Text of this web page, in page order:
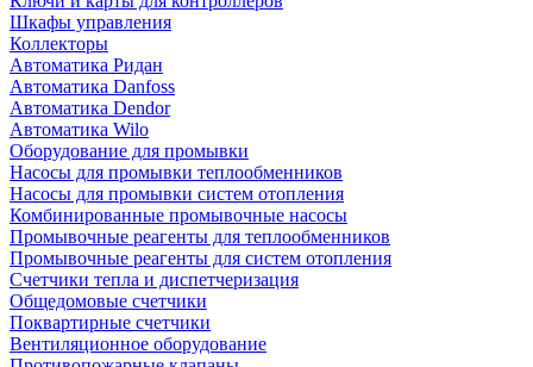
Шкафы управления
Коллекторы
Автоматика Ридан
Автоматика Danfoss
Автоматика Dendor
Автоматика Wilo
Оборудование для промывки
Насосы для промывки теплообменников
Насосы для промывки систем отопления
Комбинированные промывочные насосы
Промывочные реагенты для теплообменников
Промывочные реагенты для систем отопления
Счетчики тепла и диспетчеризация
Общедомовые счетчики
Поквартирные счетчики
Вентиляционное оборудование